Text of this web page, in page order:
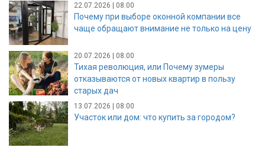
22.07.2026 | 08:00
Почему при выборе оконной компании все
чаще обращают внимание не только на цену
20.07.2026 | 08:00
Тихая революция, или Почему зумеры
отказываются от новых квартир в пользу
старых дач
13.07.2026 | 08:00
Участок или дом: что купить за городом?